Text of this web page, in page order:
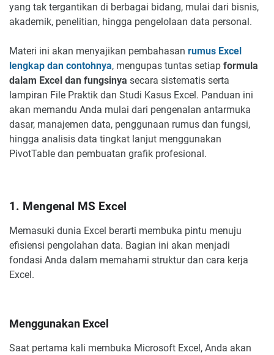
yang tak tergantikan di berbagai bidang, mulai dari bisnis,
akademik, penelitian, hingga pengelolaan data personal.
Materi ini akan menyajikan pembahasan rumus Excel
lengkap dan contohnya, mengupas tuntas setiap formula
dalam Excel dan fungsinya secara sistematis serta
lampiran File Praktik dan Studi Kasus Excel. Panduan ini
akan memandu Anda mulai dari pengenalan antarmuka
dasar, manajemen data, penggunaan rumus dan fungsi,
hingga analisis data tingkat lanjut menggunakan
PivotTable dan pembuatan grafik profesional.
1. Mengenal MS Excel
Memasuki dunia Excel berarti membuka pintu menuju
efisiensi pengolahan data. Bagian ini akan menjadi
fondasi Anda dalam memahami struktur dan cara kerja
Excel.
Menggunakan Excel
Saat pertama kali membuka Microsoft Excel, Anda akan